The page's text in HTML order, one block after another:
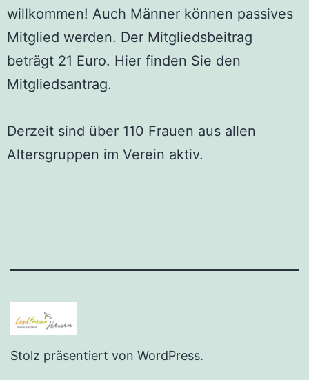
willkommen! Auch Männer können passives
Mitglied werden. Der Mitgliedsbeitrag
beträgt 21 Euro. Hier finden Sie den
Mitgliedsantrag.
Derzeit sind über 110 Frauen aus allen
Altersgruppen im Verein aktiv.
Stolz präsentiert von WordPress.